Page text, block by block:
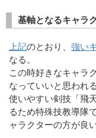
基軸となるキャラ
上記のとおり、 強い
なる。
この時好きなキャラ
なっていいと思われる
使いやすい剣技「飛
るため特殊技教導隊
ャラクターの方が良い